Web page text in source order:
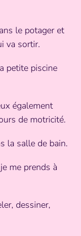
le potager et
va sortir.
petite piscine
également
de motricité.
la salle de bain.
me prends à
dessiner,